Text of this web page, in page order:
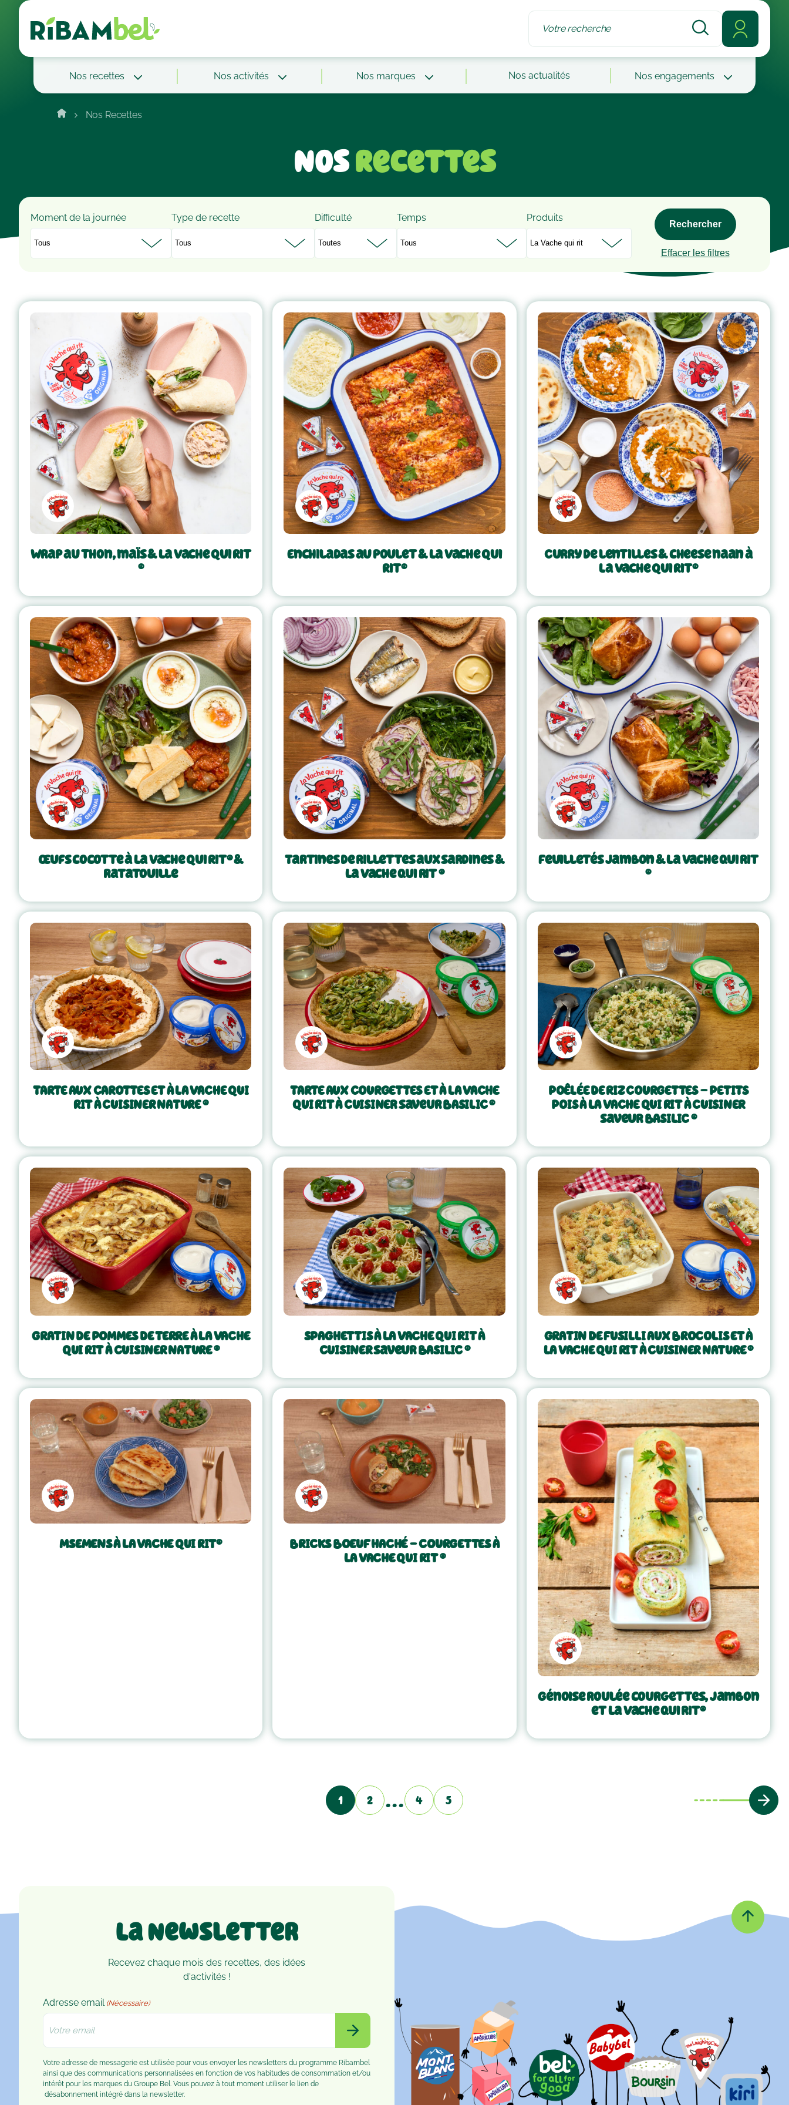
Nos recettes Nos activités Nos marques Nos actualités Nos engagements
Nos Recettes
NosRecettes
Moment de la journée Type de recette Difficulté Temps Produits
Rechercher
Effacer les filtres
Wrap au thon, maïs & La Vache Qui Rit
®
Enchiladas au poulet & La Vache Qui
Rit®
Curry de lentilles & cheese naan à
La Vache Qui Rit®
Œufs cocotte à La Vache Qui Rit® &
ratatouille
Tartines de rillettes aux sardines &
La Vache qui rit ®
Feuilletés jambon & La Vache qui rit
®
TARTE AUX CAROTTES ET À LA VACHE QUI
RIT À CUISINER NATURE ®
TARTE AUX COURGETTES ET À LA VACHE
QUI RIT À CUISINEr saveur BASILIC ®
POÊLÉE DE RIZ COURGETTES - PETITS
POIS À LA VACHE QUI RIT À CUISINER
saveur BASILIC ®
GRATIN DE POMMES DE TERRE À LA VACHE
QUI RIT À CUISINER NATURE ®
SPAGHETTIS À LA VACHE QUI RIT À
CUISINER saveur BASILIC ®
GRATIN DE FUSILLI AUX BROCOLIS ET À
LA VACHE QUI RIT À CUISINER NATURE ®
MSEMENS À LA VACHE QUI RIT®
BRICKS BOEUF HACHÉ - COURGETTES À
LA VACHE QUI RIT ®
Génoise roulée courgettes, jambon
et La Vache qui rit®
Page
1
Page
2 … Page
4
Page
5
La Newsletter
Recevez chaque mois des recettes, des idées
d'activités !
Adresse email (Nécessaire)
Votre adresse de messagerie est utilisée pour vous envoyer les newsletters du programme Ribambel
ainsi que des communications personnalisées en fonction de vos habitudes de consommation et/ou
intérêt pour les marques du Groupe Bel. Vous pouvez à tout moment utiliser le lien de
désabonnement intégré dans la newsletter.
Cookies management panel